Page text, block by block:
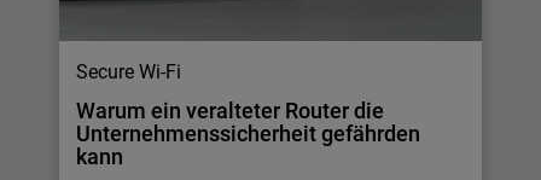
Secure Wi-Fi
Warum ein veralteter Router die
Unternehmenssicherheit gefährden
kann